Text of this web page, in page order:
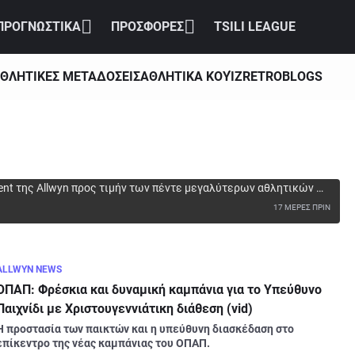
ΠΡΟΣΦΟΡΕΣ TSILI LEAGUE
ΜΕΤΑΔΟΣΕΙΣΑΘΛΗΤΙΚΑ ΚΟΥΊΖRETROBLOGS
στο event της Allwyn με τις 5 μεγαλύτερες
της Allwyn προς τιμήν των πέντε μεγαλύτερων αθλητικών
χορηγός.
17ΜΕΡΕΣ ΠΡΙΝ
NEWS
Φρέσκια και δυναμική καμπάνια για το Υπεύθυνο
με Χριστουγεννιάτικη διάθεση (vid)
προστασία των παικτών και η υπεύθυνη διασκέδαση στο
της νέας καμπάνιας του ΟΠΑΠ.